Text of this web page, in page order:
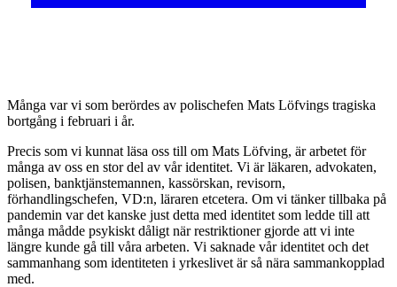
Många var vi som berördes av polischefen Mats Löfvings tragiska
bortgång i februari i år.
Precis som vi kunnat läsa oss till om Mats Löfving, är arbetet för
många av oss en stor del av vår identitet. Vi är läkaren, advokaten,
polisen, banktjänstemannen, kassörskan, revisorn,
förhandlingschefen, VD:n, läraren etcetera. Om vi tänker tillbaka på
pandemin var det kanske just detta med identitet som ledde till att
många mådde psykiskt dåligt när restriktioner gjorde att vi inte
längre kunde gå till våra arbeten. Vi saknade vår identitet och det
sammanhang som identiteten i yrkeslivet är så nära sammankopplad
med.